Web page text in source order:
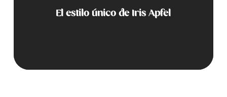
El estilo único de Iris Apfel